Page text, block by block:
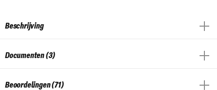
Beschrijving
Documenten (3)
Beoordelingen (71)